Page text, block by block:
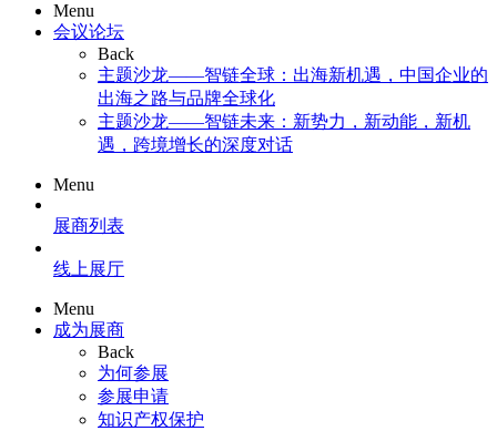
Menu
会议论坛
Back
主题沙龙——智链全球：出海新机遇，中国企业的
出海之路与品牌全球化
主题沙龙——智链未来：新势力，新动能，新机
遇，跨境增长的深度对话
Menu
展商列表
线上展厅
Menu
成为展商
Back
为何参展
参展申请
知识产权保护